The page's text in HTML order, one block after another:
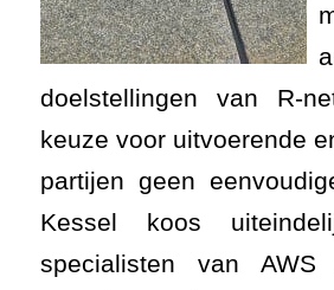
doelstellingen van R-
keuze voor uitvoerende
partijen geen
Kessel koos
specialisten van AWS